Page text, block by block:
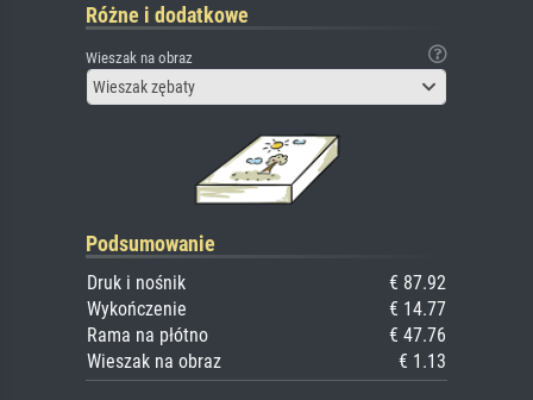
Różne i dodatkowe
Wieszak na obraz
Wieszak zębaty
Podsumowanie
Druk i nośnik
€ 87.92
Wykończenie
€ 14.77
Rama na płótno
€ 47.76
Wieszak na obraz
€ 1.13